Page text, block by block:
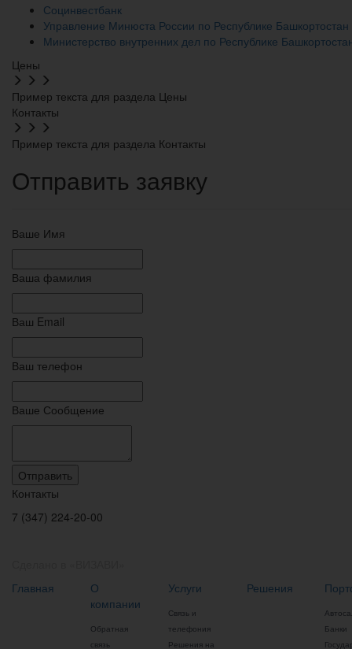
Социнвестбанк
Управление Минюста России по Республике Башкортостан
Министерство внутренних дел по Республике
Цены
Пример текста для раздела Цены
Контакты
Пример текста для раздела Контакты
Отправить заявку
Ваше Имя
Ваша фамилия
Ваш Email
Ваш телефон
Ваше Сообщение
Отправить
Контакты
7 (347) 224-20-00
Главная
О
компании
Обратная
связь
Услуги
Связь и
телефония
Решения на
Решения
Банки